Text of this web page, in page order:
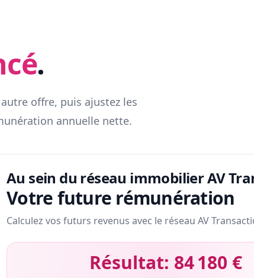
.
offre, puis ajustez les
annuelle nette.
Au sein du réseau immobilier AV
Votre future rémunération
Calculez vos futurs revenus avec le réseau AV
Résultat: 84 180 €